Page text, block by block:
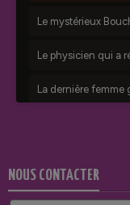
NOUS CONTACTER